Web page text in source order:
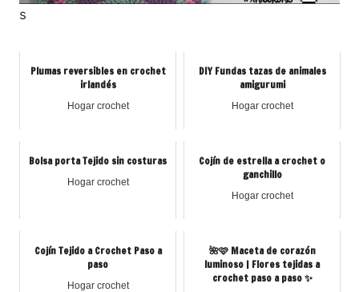
s
Plumas reversibles en crochet
irlandés
Hogar crochet
DIY Fundas tazas de animales
amigurumi
Hogar crochet
Bolsa porta Tejido sin costuras
Hogar crochet
Cojín de estrella a crochet o
ganchillo
Hogar crochet
Cojín Tejido a Crochet Paso a
paso
Hogar crochet
🌺🩷 Maceta de corazón
luminoso | Flores tejidas a
crochet paso a paso ✨